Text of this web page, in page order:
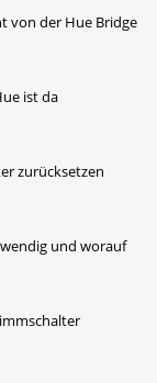
von der Hue Bridge
ist da
zurücksetzen
und worauf